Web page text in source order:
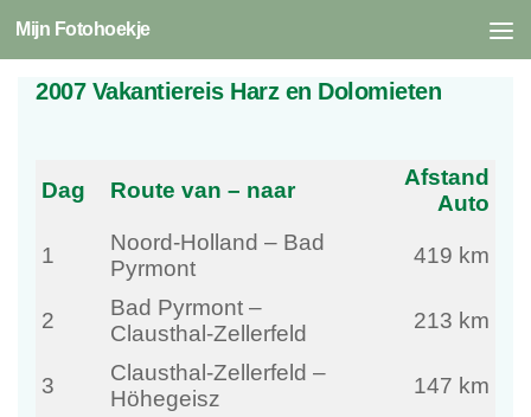
Skip to content
Mijn Fotohoekje
2007 Vakantiereis Harz en Dolomieten
Dag Route van – naar
Afstand
Auto
1
Noord-Holland – Bad
Pyrmont
419 km
2
Bad Pyrmont –
Clausthal-Zellerfeld
213 km
3
Clausthal-Zellerfeld –
Höhegeisz
147 km